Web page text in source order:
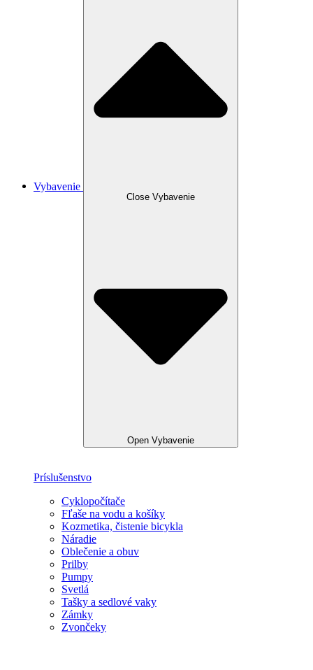
Vybavenie
Close Vybavenie
Open Vybavenie
Príslušenstvo
Cyklopočítače
Fľaše na vodu a košíky
Kozmetika, čistenie bicykla
Náradie
Oblečenie a obuv
Prilby
Pumpy
Svetlá
Tašky a sedlové vaky
Zámky
Zvončeky